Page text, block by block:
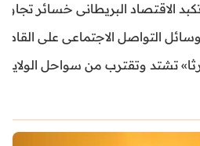
البريطاني خسائر تجاوزت 1.5 مليار
التواصل الاجتماعي على القاصرين
تشتد وتقترب من سواحل